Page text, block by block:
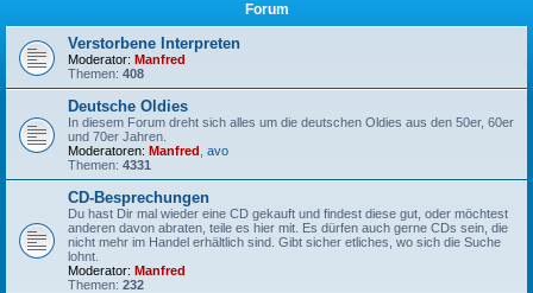
Forum
Verstorbene Interpreten
Moderator: Manfred
Themen: 408
Deutsche Oldies
In diesem Forum dreht sich alles um die deutschen Oldies aus den 50er, 60er
und 70er Jahren.
Moderatoren: Manfred avo
Themen: 4331
CD-Besprechungen
Du hast Dir mal wieder eine CD gekauft und findest diese gut, oder möchtest
anderen davon abraten, teile es hier mit. Es dürfen auch gerne CDs sein, die
nicht mehr im Handel erhältlich sind. Gibt sicher etliches, wo sich die Suche
lohnt.
Moderator: Manfred
Themen: 232